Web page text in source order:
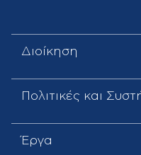
Διοίκηση
Πολιτικές και
Έργα